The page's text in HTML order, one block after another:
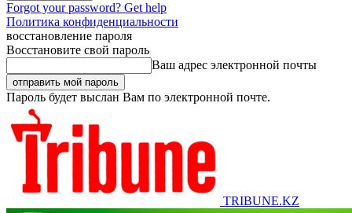
Forgot your password? Get help
Политика конфиденциальности
восстановление пароля
Восстановите свой пароль
Ваш адрес электронной почты
Пароль будет выслан Вам по электронной почте.
TRIBUNE.KZ